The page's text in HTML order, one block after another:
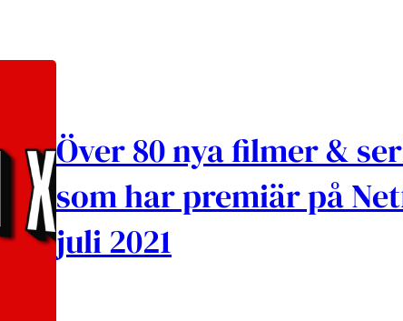
Över 80 nya filmer &
som har premiär på
juli 2021